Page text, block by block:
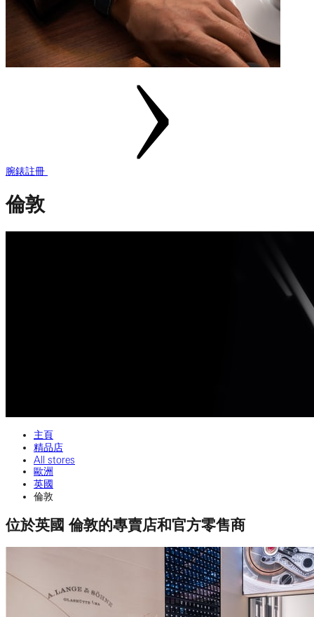
腕錶註冊
倫敦
主頁
精品店
All stores
歐洲
英國
倫敦
位於英國 倫敦的專賣店和官方零售商